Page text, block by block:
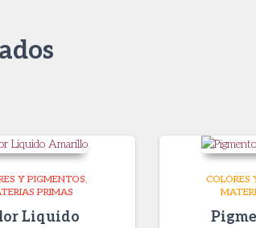
Y PIGMENTOS
PRIMAS
Liquido
COLORES